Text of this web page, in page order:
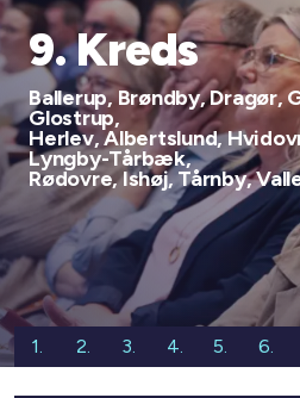
MitBL
9. Kreds
Ballerup, Brøndby, Dragør,
Glostrup,
Herlev, Albertslund,
Lyngby-Tårbæk,
Rødovre, Ishøj, Tårnby,
1. 2. 3. 4. 5. 6.